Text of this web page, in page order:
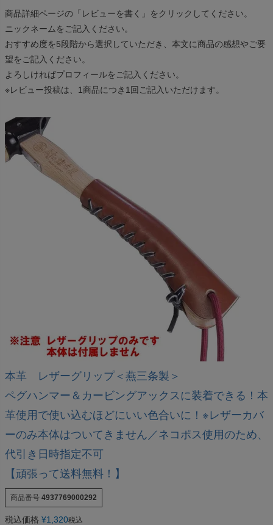
商品詳細ページの「レビューを書く」をクリックしてください。
ニックネームをご記入ください。
おすすめ度を5段階から選択していただき、本文に商品の感想やご要
望をご記入ください。
よろしければプロフィールをご記入ください。
※レビュー投稿は、1商品につき1回ご記入いただけます。
本革 レザーグリップ＜燕三条製＞
ペグハンマー＆カービングアックスに装着できる！本
革使用で使い込むほどにいい色合いに！※レザーカバ
ーのみ本体はついてきません／ネコポス使用のため、
代引き日時指定不可
【頑張って送料無料！】
商品番号 4937769000292
税込価格 ¥1,320税込